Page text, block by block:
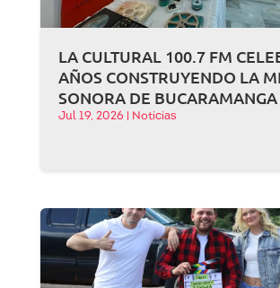
LA CULTURAL 100.7 FM
AÑOS CONSTRUYENDO LA
SONORA DE BUCARAMANGA
Jul 19, 2026 Noticias